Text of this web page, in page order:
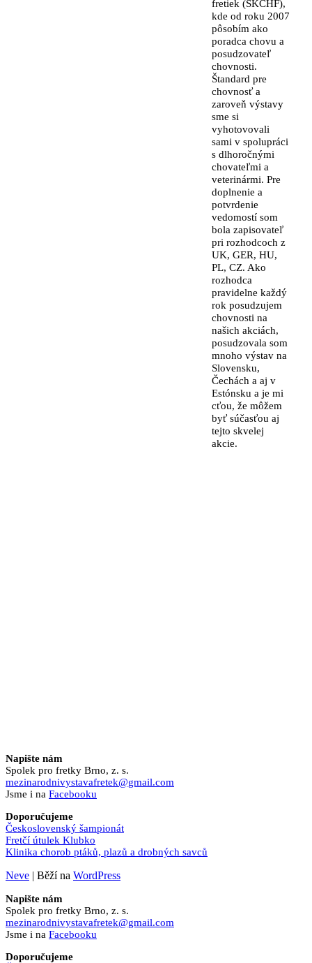
fretiek (SKCHF),
kde od roku 2007
pôsobím ako
poradca chovu a
posudzovateľ
chovnosti.
Štandard pre
chovnosť a
zaroveň výstavy
sme si
vyhotovovali
sami v spolupráci
s dlhoročnými
chovateľmi a
veterinármi. Pre
doplnenie a
potvrdenie
vedomostí som
bola zapisovateľ
pri rozhodcoch z
UK, GER, HU,
PL, CZ. Ako
rozhodca
pravidelne každý
rok posudzujem
chovnosti na
našich akciách,
posudzovala som
mnoho výstav na
Slovensku,
Čechách a aj v
Estónsku a je mi
cťou, že môžem
byť súčasťou aj
tejto skvelej
akcie.
Napište nám
Spolek pro fretky Brno, z. s.
mezinarodnivystavafretek@gmail.com
Jsme i na Facebooku
Doporučujeme
Československý šampionát
Fretčí útulek Klubko
Klinika chorob ptáků, plazů a drobných savců
Neve | Běží na WordPress
Napište nám
Spolek pro fretky Brno, z. s.
mezinarodnivystavafretek@gmail.com
Jsme i na Facebooku
Doporučujeme